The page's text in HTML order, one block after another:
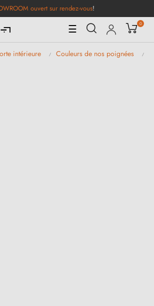
ouvert sur rendez-vous!
Basculer
la
navigation
☰ 0
intérieure Couleurs de nos poignées